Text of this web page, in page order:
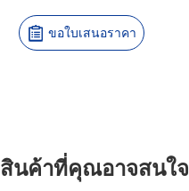
ขอใบเสนอราคา
สินค้าที่คุณอาจสนใจ